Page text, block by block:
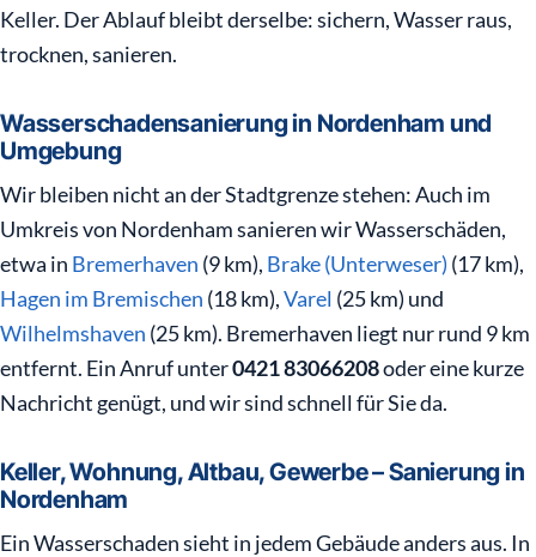
Keller. Der Ablauf bleibt derselbe: sichern, Wasser raus,
trocknen, sanieren.
Wasserschadensanierung in Nordenham und
Umgebung
Wir bleiben nicht an der Stadtgrenze stehen: Auch im
Umkreis von Nordenham sanieren wir Wasserschäden,
etwa in Bremerhaven (9 km), Brake (Unterweser) (17 km),
Hagen im Bremischen (18 km),Varel (25 km) und
Wilhelmshaven (25 km). Bremerhaven liegt nur rund 9 km
entfernt. Ein Anruf unter0421 83066208oder eine kurze
Nachricht genügt, und wir sind schnell für Sie da.
Keller, Wohnung, Altbau, Gewerbe – Sanierung in
Nordenham
Ein Wasserschaden sieht in jedem Gebäude anders aus. In